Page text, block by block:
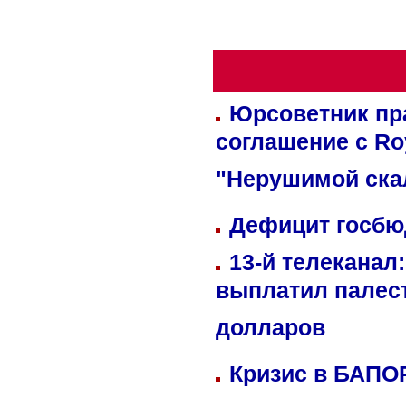
Юрсоветник
соглашение с
"Нерушимой
Дефицит
13-й
выплатил
долларов
Кризис в